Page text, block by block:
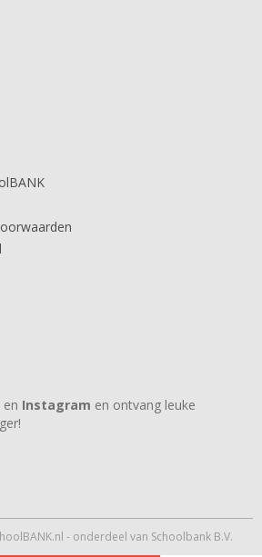
en Instagram en ontvang leuke
- onderdeel van Schoolbank B.V.